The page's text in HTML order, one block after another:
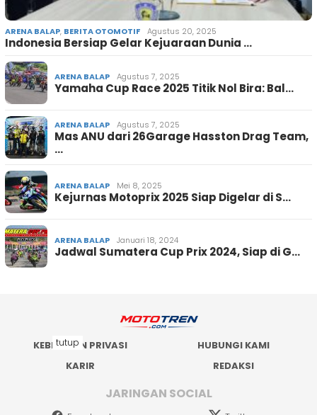
ARENA BALAP, BERITA OTOMOTIF Agustus 20, 2025
Indonesia Bersiap Gelar Kejuaraan Dunia …
ARENA BALAP Agustus 7, 2025
Yamaha Cup Race 2025 Titik Nol Bira: Bal…
ARENA BALAP Agustus 7, 2025
Mas ANU dari 26Garage Hasston Drag Team,
…
ARENA BALAP Mei 8, 2025
Kejurnas Motoprix 2025 Siap Digelar di S…
ARENA BALAP Januari 18, 2024
Jadwal Sumatera Cup Prix 2024, Siap di G…
KEBIJAKAN PRIVASI
HUBUNGI KAMI
KARIR
REDAKSI
JARINGAN SOCIAL
tutup